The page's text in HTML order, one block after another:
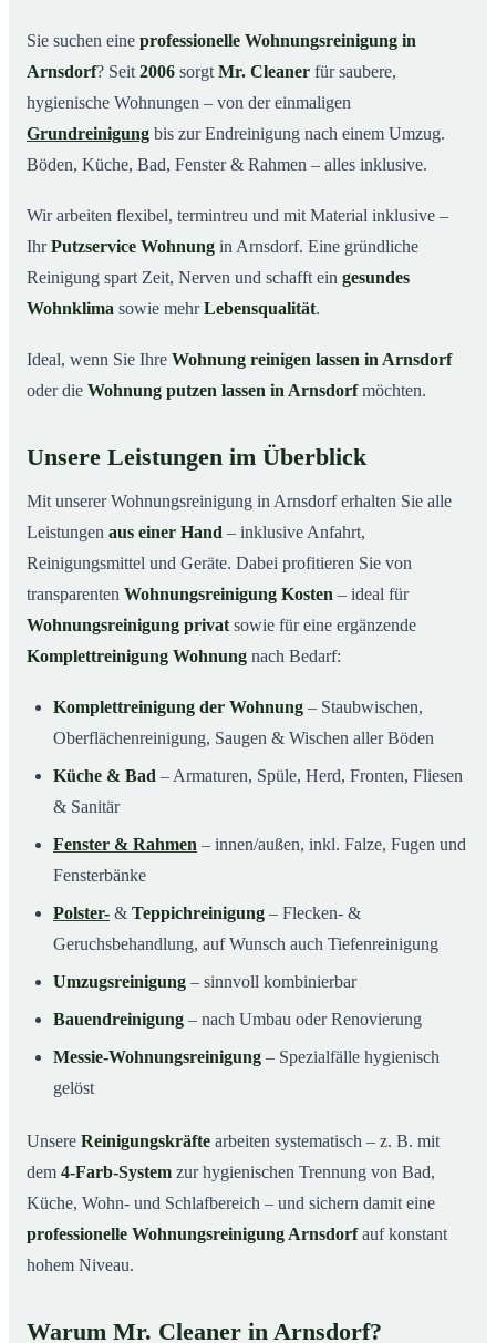
03Warum Mr. Cleaner in Arnsdorf?
04So funktioniert’s
05Typische Anlässe für eine Wohnungsreinigung
08So reinigen unsere Profis Ihre Wohnung in
Arnsdorf
Sie suchen eine professionelle Wohnungsreinigung in
Arnsdorf? Seit 2006 sorgt Mr. Cleaner für saubere,
hygienische Wohnungen – von der einmaligen
Grundreinigung bis zur Endreinigung nach einem Umzug.
Böden, Küche, Bad, Fenster & Rahmen – alles inklusive.
Wir arbeiten flexibel, termintreu und mit Material inklusive –
IhrPutzservice Wohnung in Arnsdorf. Eine gründliche
Reinigung spart Zeit, Nerven und schafft ein gesundes
Wohnklima sowie mehrLebensqualität.
Ideal, wenn Sie Ihre Wohnung reinigen lassen in Arnsdorf
oder die Wohnung putzen lassen in Arnsdorfmöchten.
Unsere Leistungen im Überblick
Mit unserer Wohnungsreinigung in Arnsdorf erhalten Sie alle
Leistungen aus einer Hand – inklusive Anfahrt,
Reinigungsmittel und Geräte. Dabei profitieren Sie von
transparenten Wohnungsreinigung Kosten – ideal für
Wohnungsreinigung privat sowie für eine ergänzende
Komplettreinigung Wohnung nach Bedarf:
Komplettreinigung der Wohnung – Staubwischen,
Oberflächenreinigung, Saugen & Wischen aller Böden
Küche & Bad – Armaturen, Spüle, Herd, Fronten, Fliesen
& Sanitär
Fenster & Rahmen – innen/außen, inkl. Falze, Fugen und
Fensterbänke
Polster- & Teppichreinigung – Flecken- &
Geruchsbehandlung, auf Wunsch auch Tiefenreinigung
Umzugsreinigung – sinnvoll kombinierbar
Bauendreinigung – nach Umbau oder Renovierung
Messie-Wohnungsreinigung – Spezialfälle hygienisch
gelöst
Unsere Reinigungskräfte arbeiten systematisch – z. B. mit
dem 4-Farb-System zur hygienischen Trennung von Bad,
Küche, Wohn- und Schlafbereich – und sichern damit eine
professionelle Wohnungsreinigung Arnsdorfauf konstant
hohem Niveau.
Warum Mr. Cleaner in Arnsdorf?